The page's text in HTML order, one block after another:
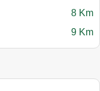
8 Km
9 Km